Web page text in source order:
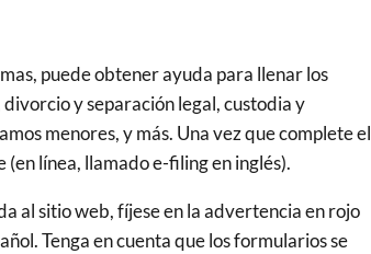
puede obtener ayuda para llenar los
y separación legal, custodia y
menores, y más. Una vez que complete el
línea, llamado e-filing en inglés).
al sitio web, fíjese en la advertencia en rojo
Tenga en cuenta que los formularios se